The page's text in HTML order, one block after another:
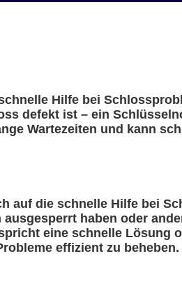
Hilfe bei
defekt ist – ein
Wartezeiten und kann
auf die schnelle Hilfe bei
haben oder
eine schnelle Lösung
effizient zu beheben.